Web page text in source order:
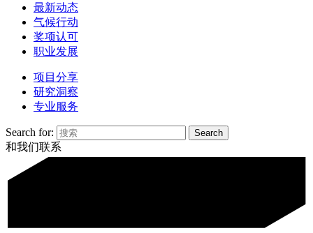
最新动态
气候行动
奖项认可
职业发展
项目分享
研究洞察
专业服务
Search for:
和我们联系